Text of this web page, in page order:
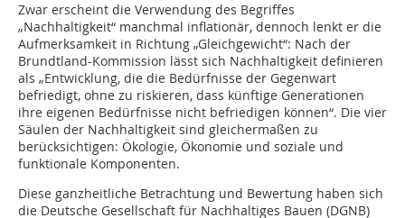
Zwar erscheint die Verwendung des Begriffes
„Nachhaltigkeit“ manchmal inflationär, dennoch lenkt er die
Aufmerksamkeit in Richtung „Gleichgewicht“: Nach der
Brundtland-Kommission lässt sich Nachhaltigkeit definieren
als „Entwicklung, die die Bedürfnisse der Gegenwart
befriedigt, ohne zu riskieren, dass künftige Generationen
ihre eigenen Bedürfnisse nicht befriedigen können“. Die vier
Säulen der Nachhaltigkeit sind gleichermaßen zu
berücksichtigen: Ökologie, Ökonomie und soziale und
funktionale Komponenten.
Diese ganzheitliche Betrachtung und Bewertung haben sich
die Deutsche Gesellschaft für Nachhaltiges Bauen (DGNB)